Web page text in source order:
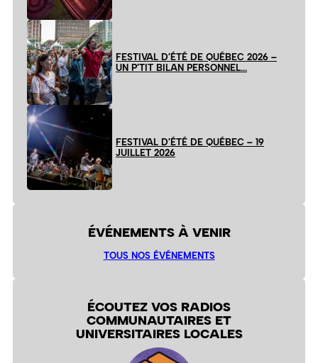
FESTIVAL D’ÉTÉ DE QUÉBEC 2026 –
UN P’TIT BILAN PERSONNEL…
FESTIVAL D’ÉTÉ DE QUÉBEC – 19
JUILLET 2026
ÉVÉNEMENTS À VENIR
TOUS NOS ÉVÉNEMENTS
ÉCOUTEZ VOS RADIOS
COMMUNAUTAIRES ET
UNIVERSITAIRES LOCALES